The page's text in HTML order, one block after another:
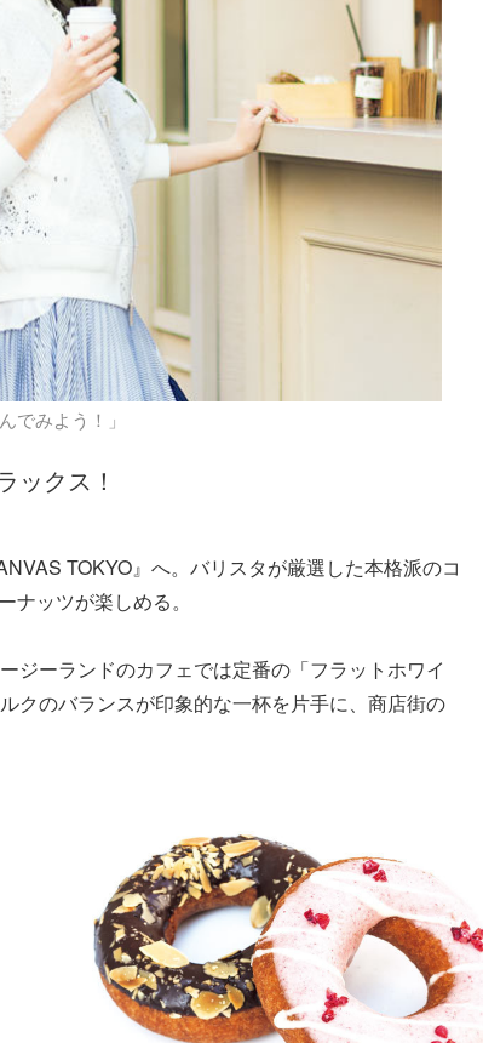
でみよう！」
ックス！
TOKYO』へ。バリスタが厳選した本格派のコ
ッツが楽しめる。
ジーランドのカフェでは定番の「フラットホワイ
クのバランスが印象的な一杯を片手に、商店街の